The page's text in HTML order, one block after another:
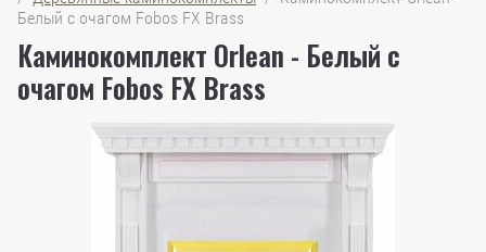
Белый с очагом Fobos FX Brass
Каминокомплект Orlean - Белый с
очагом Fobos FX Brass